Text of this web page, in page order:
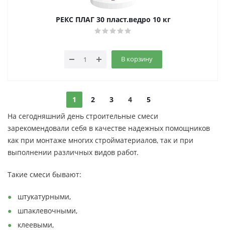
РЕКС ПЛАГ 30 пласт.ведро 10 кг
В корзину
1 2 3 4
5
На сегодняшний день строительные смеси
зарекомендовали себя в качестве надежных помощников
как при монтаже многих стройматериалов, так и при
выполнении различных видов работ.
Такие смеси бывают:
штукатурными,
шпаклевочными,
клеевыми,